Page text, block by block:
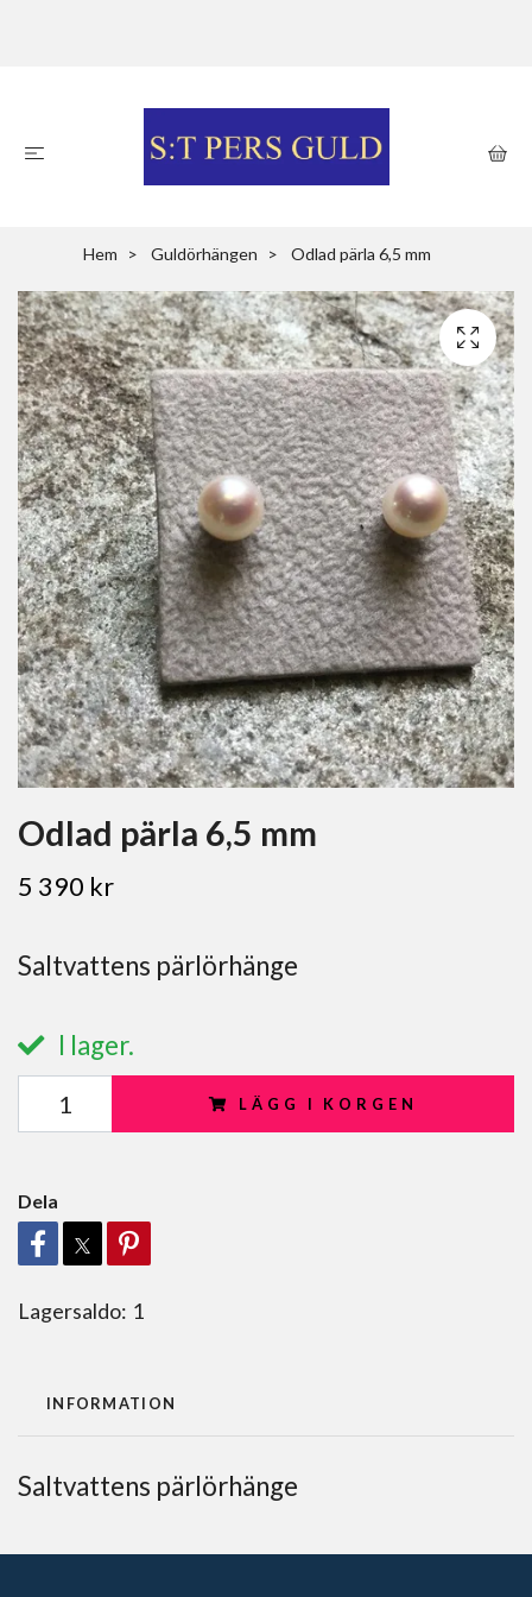
Hem Guldörhängen Odlad pärla 6,5 mm
Odlad pärla 6,5 mm
5 390 kr
Saltvattens pärlörhänge
I lager.
LÄGG I KORGEN
Dela
Lagersaldo: 1
INFORMATION
Saltvattens pärlörhänge